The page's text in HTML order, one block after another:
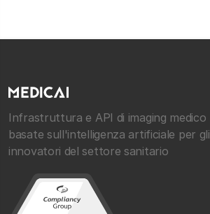
Infrastruttura e API di imaging medico
basate sull'intelligenza artificiale per gli
innovatori del settore sanitario